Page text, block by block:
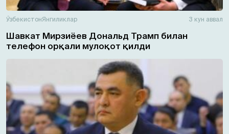
ЎзбекистонЯнгиликлар 3 кун аввал
Шавкат Мирзиёев Дональд Трамп билан
телефон орқали мулоқот қилди